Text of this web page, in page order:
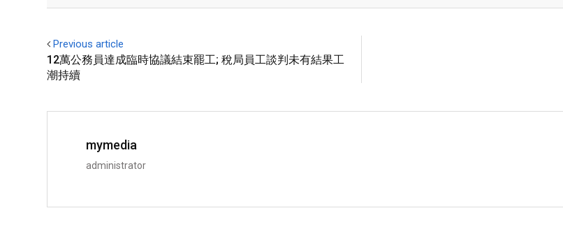
Previous article
12萬公務員達成臨時協議結束罷工; 稅局員工談判未有結果工
潮持續
mymedia
administrator